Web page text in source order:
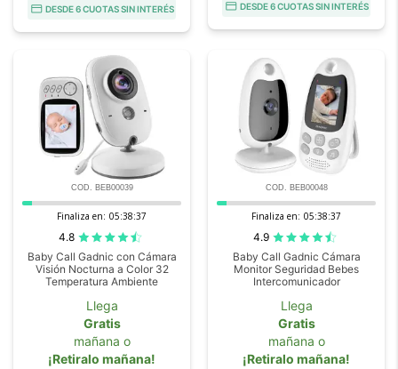
DESDE 6 CUOTAS SIN INTERÉS DESDE 6 CUOTAS SIN INTERÉS
COD. BEB00039
Finaliza en: 05:38:37
4.8
Baby Call Gadnic con Cámara
Visión Nocturna a Color 32
Temperatura Ambiente
Llega
Gratis
mañana o
¡Retiralo mañana!
COD. BEB00048
Finaliza en: 05:38:37
4.9
Baby Call Gadnic Cámara
Monitor Seguridad Bebes
Intercomunicador
Llega
Gratis
mañana o
¡Retiralo mañana!